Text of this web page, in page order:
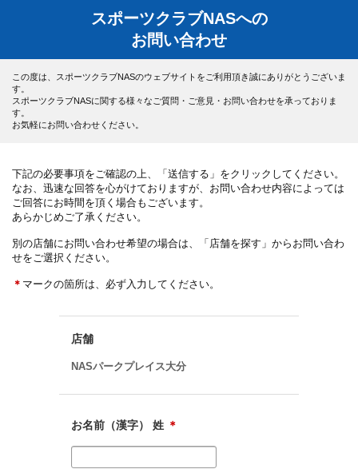
スポーツクラブNASへの
お問い合わせ
この度は、スポーツクラブNASのウェブサイトをご利用頂き誠にありがとうございま
す。
スポーツクラブNASに関する様々なご質問・ご意見・お問い合わせを承っておりま
す。
お気軽にお問い合わせください。
下記の必要事項をご確認の上、「送信する」をクリックしてください。
なお、迅速な回答を心がけておりますが、お問い合わせ内容によっては
ご回答にお時間を頂く場合もございます。
あらかじめご了承ください。
別の店舗にお問い合わせ希望の場合は、「店舗を探す」からお問い合わ
せをご選択ください。
＊ マークの箇所は、必ず入力してください。
店舗
NASパークプレイス大分
お名前（漢字） 姓 ＊